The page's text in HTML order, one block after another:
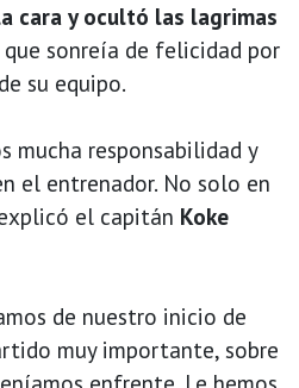
cara y ocultó las lagrimas
que sonreía de felicidad por
su equipo.
mucha responsabilidad y
el entrenador. No solo en
el capitán Koke
de nuestro inicio de
muy importante, sobre